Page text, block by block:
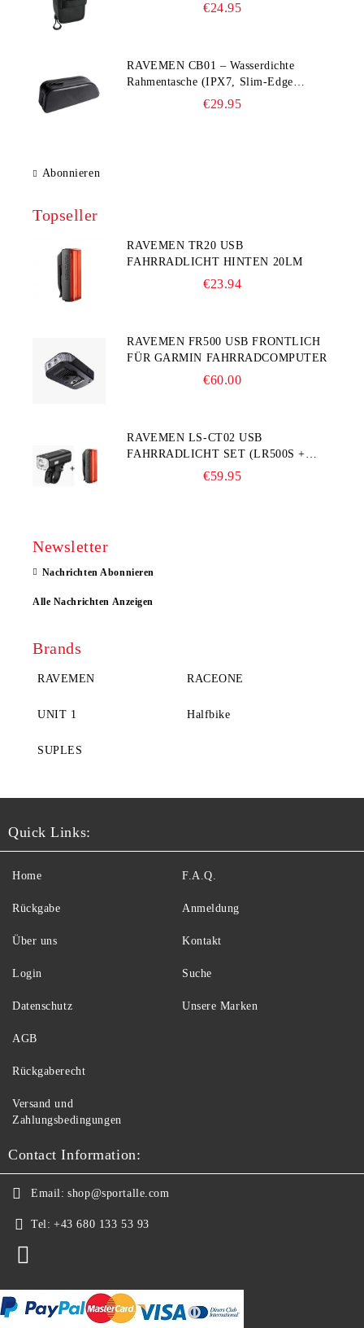
€24.95
RAVEMEN CB01 – Wasserdichte
Rahmentasche (IPX7, Slim‑Edge
Design, 225×65×90 mm)
€29.95
Abonnieren
Topseller
RAVEMEN TR20 USB
FAHRRADLICHT HINTEN 20LM
€23.94
RAVEMEN FR500 USB FRONTLICH
FÜR GARMIN FAHRRADCOMPUTER
€60.00
RAVEMEN LS-CT02 USB
FAHRRADLICHT SET (LR500S +
€59.95
Newsletter
Nachrichten Abonnieren
Alle Nachrichten Anzeigen
Brands
RAVEMEN RACEONE
UNIT 1 Halfbike
SUPLES
Quick Links:
Home
Rückgabe
Über uns
Login
F.A.Q.
Anmeldung
Kontakt
Suche
Datenschutz
AGB
Rückgaberecht
Versand und
Zahlungsbedingungen
Unsere Marken
Contact Information:
Email: shop@sportalle.com
Tel: +43 680 133 53 93